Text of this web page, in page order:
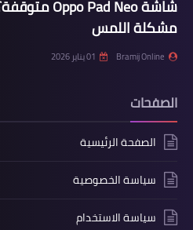
مشكلة اللمس
Bramij Online 01 يناير 2026
الصفحات
الصفحة الرئيسية
سياسة الخصوصية
سياسة الاستخدام